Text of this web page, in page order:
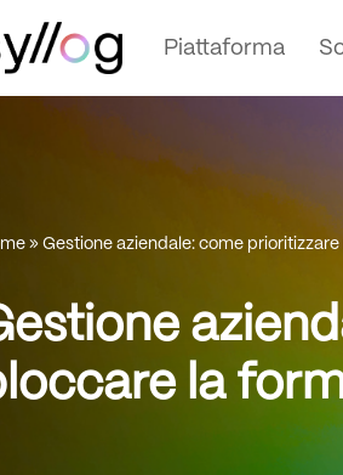
Piattaforma
» Gestione aziendale: come
la